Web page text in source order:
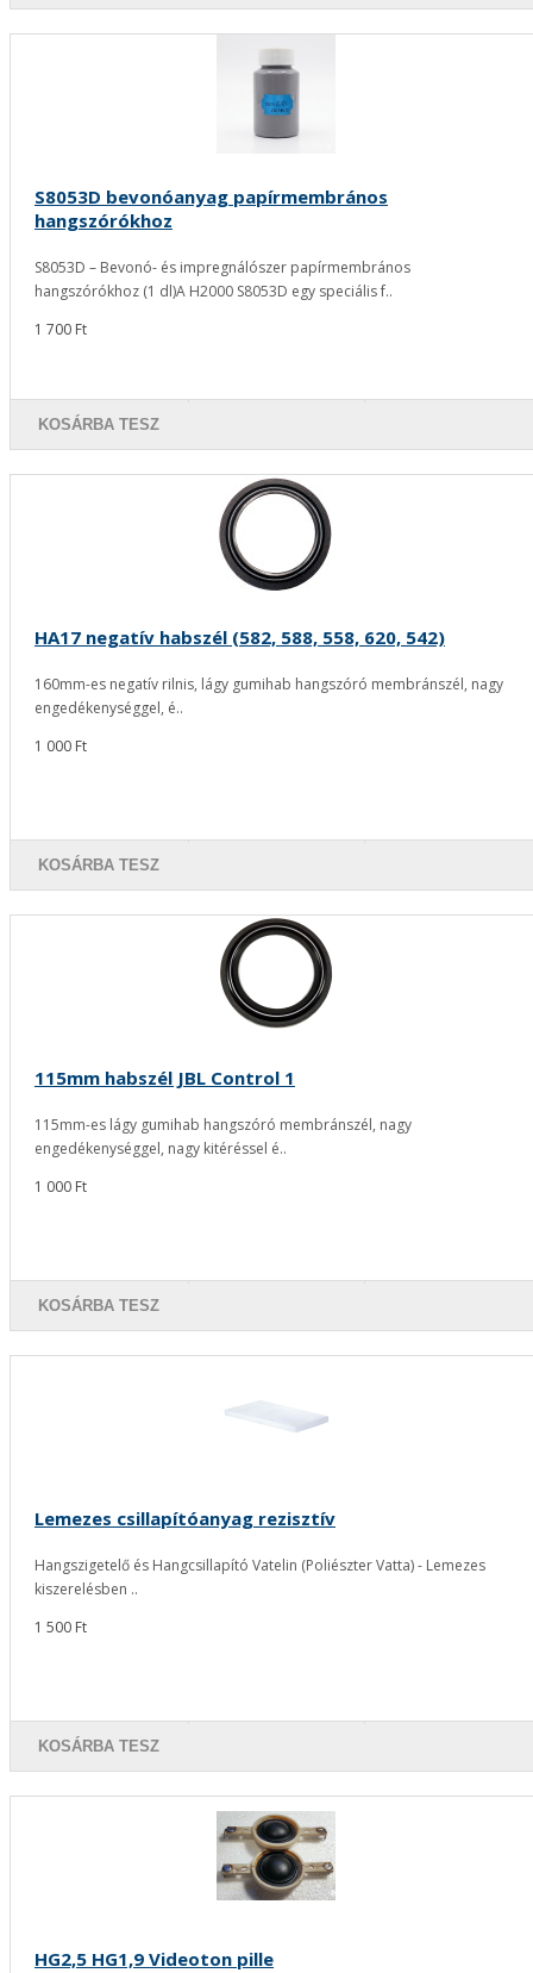
S8053D bevonóanyag papírmembrános
hangszórókhoz
S8053D – Bevonó- és impregnálószer papírmembrános
hangszórókhoz (1 dl)A H2000 S8053D egy speciális f..
1 700 Ft
KOSÁRBA TESZ
HA17 negatív habszél (582, 588, 558, 620, 542)
160mm-es negatív rilnis, lágy gumihab hangszóró membránszél, nagy
engedékenységgel, é..
1 000 Ft
KOSÁRBA TESZ
115mm habszél JBL Control 1
115mm-es lágy gumihab hangszóró membránszél, nagy
engedékenységgel, nagy kitéréssel é..
1 000 Ft
KOSÁRBA TESZ
Lemezes csillapítóanyag rezisztív
Hangszigetelő és Hangcsillapító Vatelin (Poliészter Vatta) - Lemezes
kiszerelésben ..
1 500 Ft
KOSÁRBA TESZ
HG2,5 HG1,9 Videoton pille